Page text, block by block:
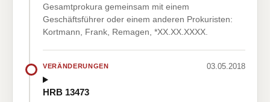
Gesamtprokura gemeinsam mit einem
Geschäftsführer oder einem anderen Prokuristen:
Kortmann, Frank, Remagen, *XX.XX.XXXX.
VERÄNDERUNGEN 03.05.2018
HRB 13473